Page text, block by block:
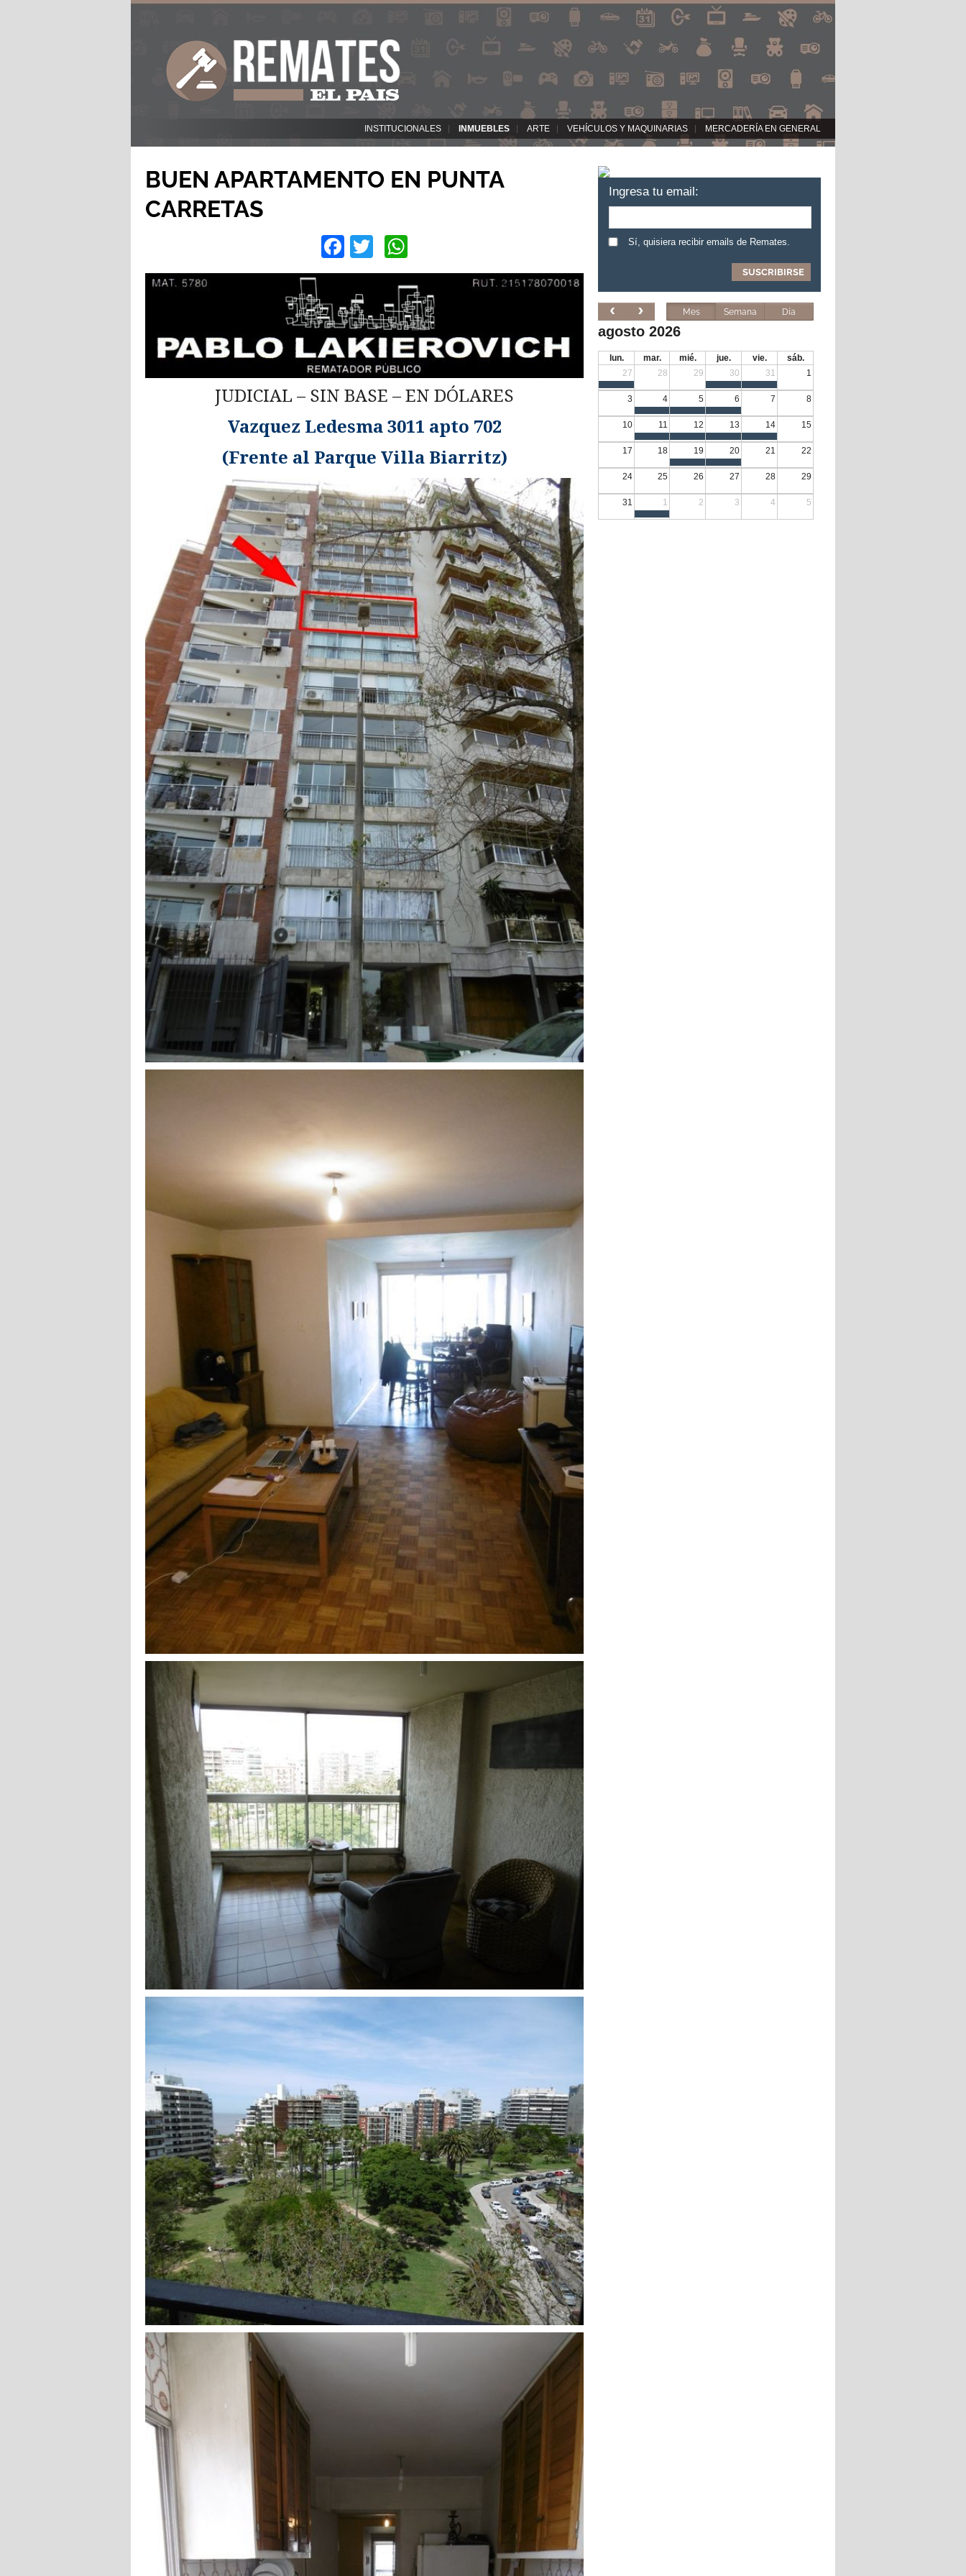
INSTITUCIONALES INMUEBLES ARTE VEHÍCULOS Y MAQUINARIAS MERCADERÍA EN GENERAL
BUEN APARTAMENTO EN PUNTA
CARRETAS
Facebook
Twitter
JUDICIAL – SIN BASE – EN DÓLARES
Vazquez Ledesma 3011 apto 702
(Frente al Parque Villa Biarritz)
Ingresa tu email:
Sí, quisiera recibir emails de Remates.
Mes Semana Día
agosto 2026
lun. mar. mié. jue. vie.
sáb.
27
28 29 30 31 1
3 4 5 6 7 8
10 11 12 13 14 15
17 18 19 20 21 22
24 25 26 27 28 29
31 1 2 3 4 5